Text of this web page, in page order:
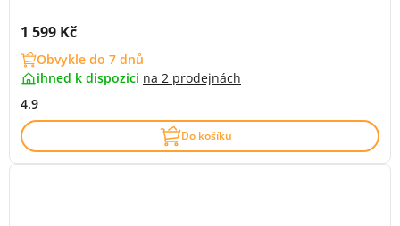
Cena s DPH:
1 599 Kč
Obvykle do 7 dnů
ihned k dispozici na 2 prodejnách
4.9
Do košíku